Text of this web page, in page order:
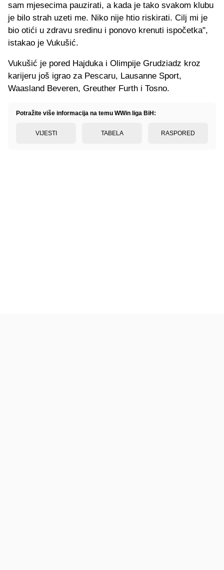
sam mjesecima pauzirati, a kada je tako svakom klubu
je bilo strah uzeti me. Niko nije htio riskirati. Cilj mi je
bio otići u zdravu sredinu i ponovo krenuti ispočetka",
istakao je Vukušić.
Vukušić je pored Hajduka i Olimpije Grudziadz kroz
karijeru još igrao za Pescaru, Lausanne Sport,
Waasland Beveren, Greuther Furth i Tosno.
Potražite više informacija na temu WWin liga BiH:
VIJESTI TABELA RASPORED